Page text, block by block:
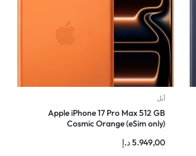
أبل
Apple iPhone 17 Pro Max 512 GB
Cosmic Orange (eSim only)
5.949,00د.إ